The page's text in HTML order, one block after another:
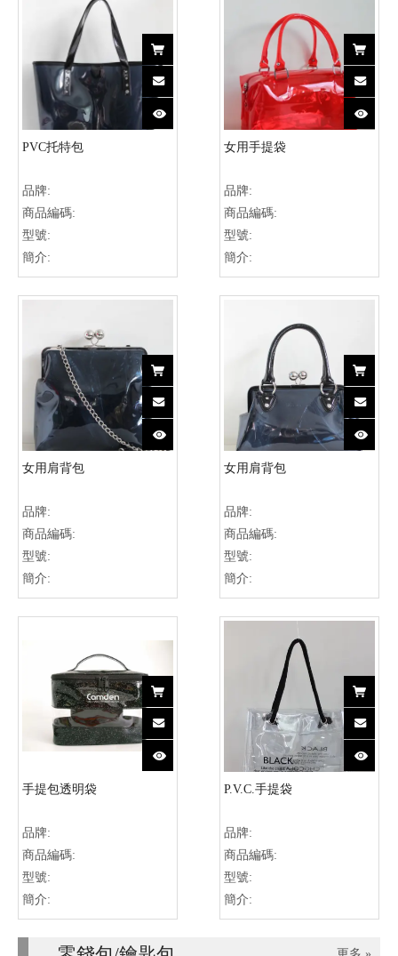
PVC托特包
品牌:
商品編碼:
型號:
簡介:
女用手提袋
品牌:
商品編碼:
型號:
簡介:
女用肩背包
品牌:
商品編碼:
型號:
簡介:
女用肩背包
品牌:
商品編碼:
型號:
簡介:
手提包透明袋
品牌:
商品編碼:
型號:
簡介:
P.V.C.手提袋
品牌:
商品編碼:
型號:
簡介: